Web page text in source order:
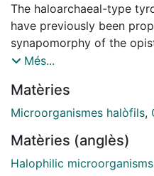
The haloarchaeal-type
have previously been
synapomorphy of the
we have performed a
trees group eukaryotes
opisthokonts sharing the
opisthokonts, since it also
amoebozoans. Whether
Més...
Matèries
Microorganismes halòfils,
Matèries (anglès)
Halophilic microorganisms